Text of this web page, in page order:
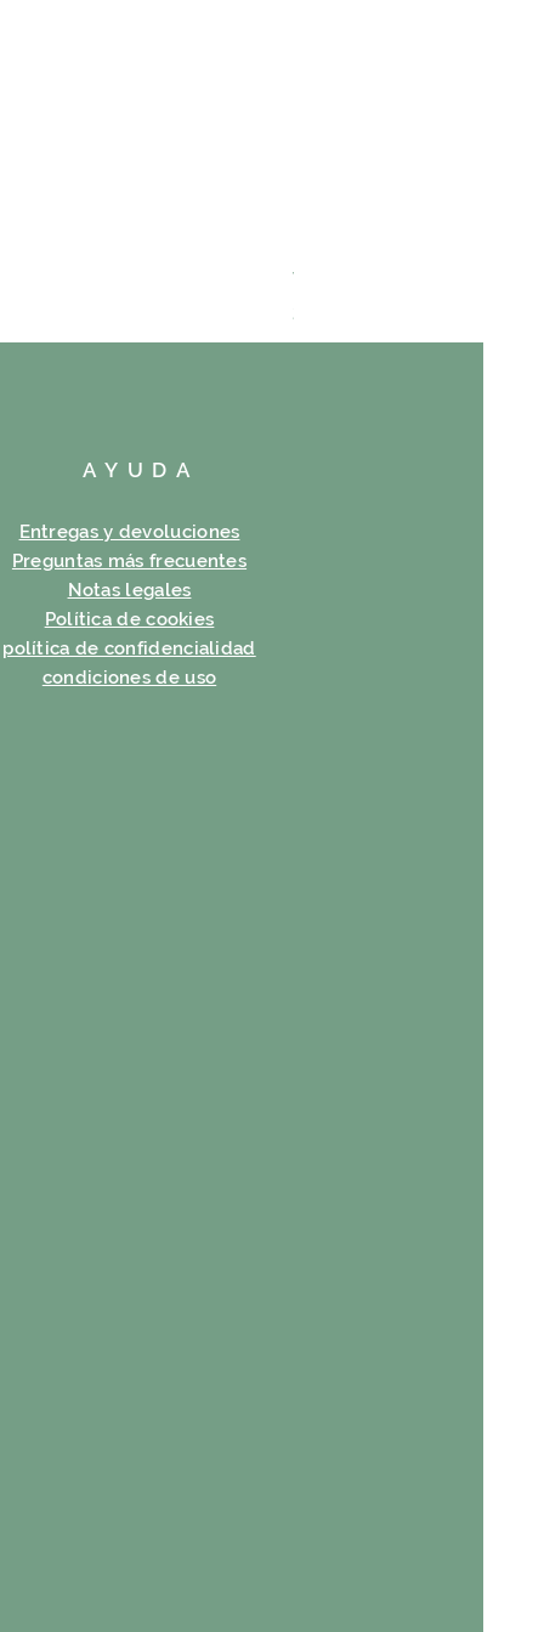
VAYANCE
Precio
23,00 €
AYUDA
Entregas y devoluciones
Preguntas más frecuentes
Notas legales
Política de cookies
política de confidencialidad
condiciones de uso